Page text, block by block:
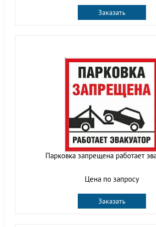
Заказать
Парковка запрещена работает
Цена по запросу
Заказать